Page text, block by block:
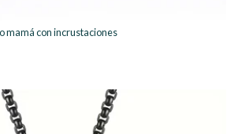
mamá con incrustaciones